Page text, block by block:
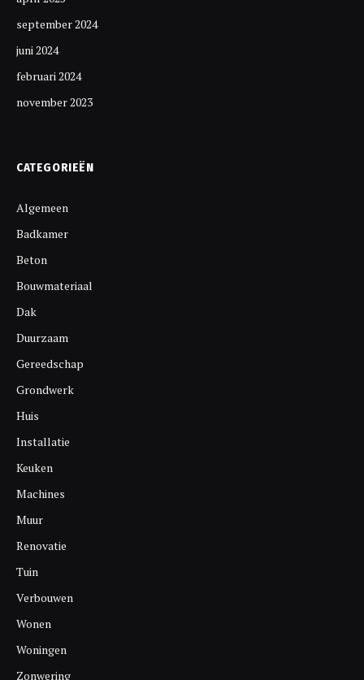
september 2024
juni 2024
februari 2024
november 2023
CATEGORIEËN
Algemeen
Badkamer
Beton
Bouwmateriaal
Dak
Duurzaam
Gereedschap
Grondwerk
Huis
Installatie
Keuken
Machines
Muur
Renovatie
Tuin
Verbouwen
Wonen
Woningen
Zonwering